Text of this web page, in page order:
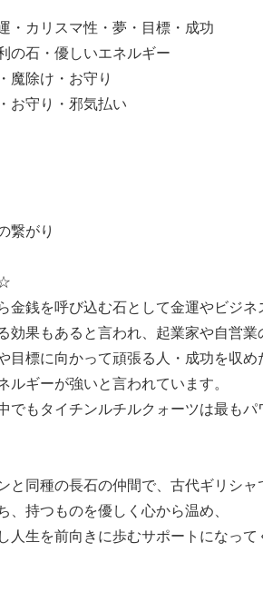
・カリスマ性・夢・目標・成功
の石・優しいエネルギー
魔除け・お守り
お守り・邪気払い
繋がり
金銭を呼び込む石として金運やビジネ
効果もあると言われ、起業家や自営業
目標に向かって頑張る人・成功を収
ルギーが強いと言われています。
でもタイチンルチルクォーツは最もパ
と同種の長石の仲間で、古代ギリシャ
持つものを優しく心から温め、
人生を前向きに歩むサポートになって